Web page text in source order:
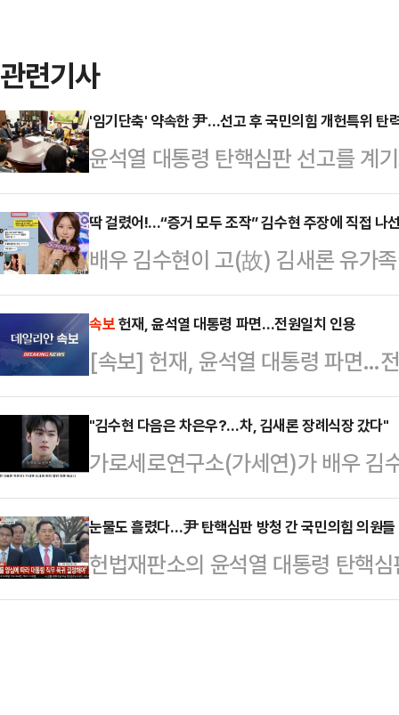
관련기사
'임기단축' 약속한 尹…선고 후 국민의힘 개헌특위 탄
윤석열 대통령 탄핵심판 선고를 계
력을 받을지 주목된다. 기각 시에는
개헌에 착수하겠다고 국민과 약속
인용 시에는 '60일 초단기 대선'이
큼 집권여당의 바람처럼 개헌을 적
나오고 있다.3일 정치권에 따르면
전 출범한 국민의힘 헌법개정특별
통령 탄핵…
딱 걸렸어!...“증거 모두 조작” 김수현 주장에 직접 나
배우 김수현이 고(故) 김새론 유가
주장하자 누리꾼들이 조작이 아님
김수현은 서울 마포구 스탠포드호
년자였던 시절에는 교제하지 않았
헤어지게 됐다”고 말했다.이어 김
가족이 공개했던 사진, 영상, 카카
강조했다.이에 가세연 측은 기자회
화를 디지털 포렌식…
속보헌재, 윤석열 대통령 파면…전원일치 인용
[속보] 헌재, 윤석열 대통령 파면…
"김수현 다음은 차은우?…차, 김새론 장례식장 갔다"
가로세로연구소(가세연)가 배우 김
가운데, 유튜버 이진호가 김세의 대
다.3일 이진호는 자신의 유튜브 채
차은우? 가세연 김세의 허위 발언
진호는 고(故) 김새론의 장례식에
눈물도 흘렸다…尹 탄핵심판 방청 간 국민의힘 의원
헌법재판소의 윤석열 대통령 탄핵
이 헌재에 기각·각하를 촉구했다.